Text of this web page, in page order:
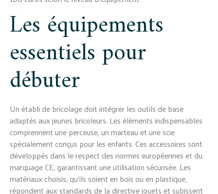
Les équipements
essentiels pour
débuter
Un établi de bricolage doit intégrer les outils de base
adaptés aux jeunes bricoleurs. Les éléments indispensables
comprennent une perceuse, un marteau et une scie
spécialement conçus pour les enfants. Ces accessoires sont
développés dans le respect des normes européennes et du
marquage CE, garantissant une utilisation sécurisée. Les
matériaux choisis, qu'ils soient en bois ou en plastique,
répondent aux standards de la directive jouets et subissent